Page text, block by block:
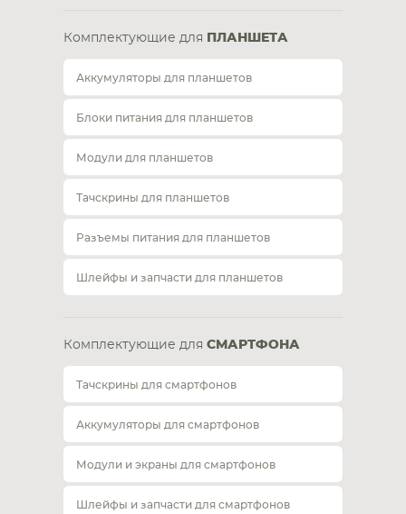
Комплектующие для ПЛАНШЕТА
Аккумуляторы для планшетов
Блоки питания для планшетов
Модули для планшетов
Тачскрины для планшетов
Разъемы питания для планшетов
Шлейфы и запчасти для планшетов
Комплектующие для СМАРТФОНА
Тачскрины для смартфонов
Аккумуляторы для смартфонов
Модули и экраны для смартфонов
Шлейфы и запчасти для смартфонов